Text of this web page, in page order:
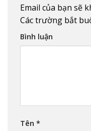
Email của bạn sẽ
Các trường bắt
Bình luận
Tên *